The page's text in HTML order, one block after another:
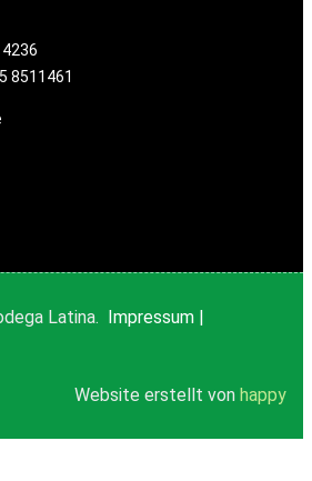
8511461
Latina. Impressum |
Website erstellt von happy